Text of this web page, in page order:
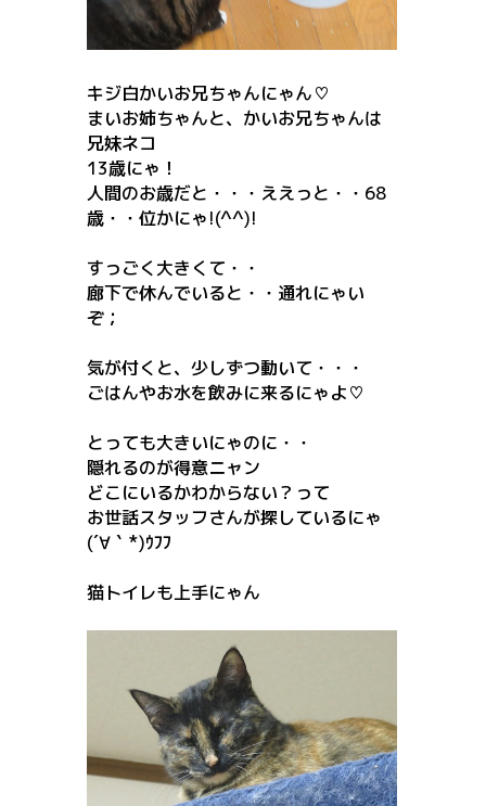
キジ白かいお兄ちゃんにゃん♡
まいお姉ちゃんと、かいお兄ちゃんは
兄妹ネコ
13歳にゃ！
人間のお歳だと・・・ええっと・・68
歳・・位かにゃ!(^^)!
すっごく大きくて・・
廊下で休んでいると・・通れにゃい
ぞ；
気が付くと、少しずつ動いて・・・
ごはんやお水を飲みに来るにゃよ♡
とっても大きいにゃのに・・
隠れるのが得意ニャン
どこにいるかわからない？って
お世話スタッフさんが探しているにゃ
(´∀｀*)ｳﾌﾌ
猫トイレも上手にゃん